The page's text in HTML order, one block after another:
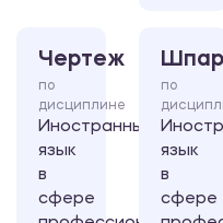
Чертеж
по
дисциплине
Иностранный
язык
в
сфере
по
язык
в
сфере